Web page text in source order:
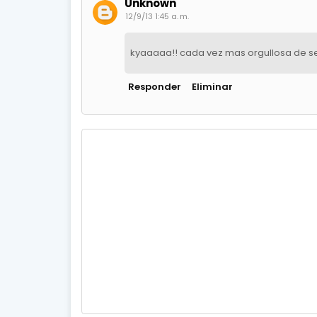
12/9/13 1:45 a. m.
kyaaaaa!! cada vez mas orgullosa de
Responder Eliminar